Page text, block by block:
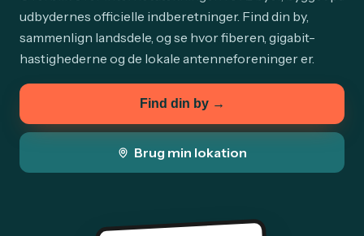
udbydernes officielle indberetninger. Find din by,
sammenlign landsdele, og se hvor fiberen, gigabit-
hastighederne og de lokale antenneforeninger er.
Find din by →
Brug min lokation